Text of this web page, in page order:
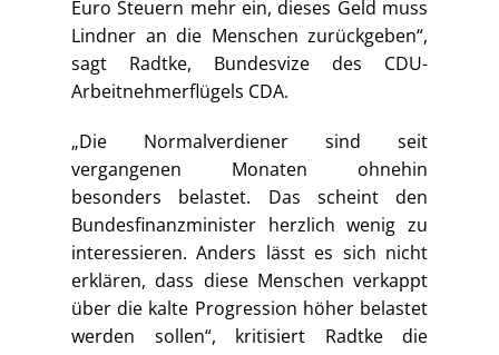
Euro Steuern mehr ein, dieses Geld muss
Lindner an die Menschen zurückgeben“,
sagt Radtke, Bundesvize des CDU-
Arbeitnehmerflügels CDA.
„Die Normalverdiener sind seit
vergangenen Monaten ohnehin
besonders belastet. Das scheint den
Bundesfinanzminister herzlich wenig zu
interessieren. Anders lässt es sich nicht
erklären, dass diese Menschen verkappt
über die kalte Progression höher belastet
werden sollen“, kritisiert Radtke die